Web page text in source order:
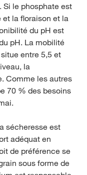
Si le phosphate est
la floraison et la
du pH est
pH. La mobilité
entre 5,5 et
la
Comme les autres
70 % des besoins
sécheresse est
adéquat en
de préférence se
sous forme de